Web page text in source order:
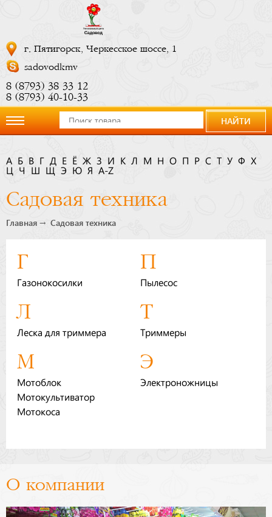
г. Пятигорск, Черкесское шоссе, 1
sadovodkmv
8 (8793) 38 33 12
8 (8793) 40-10-33
компании
Новости
сейчас
Бренды
Доставка
НАЙТИ
А Б В Г Д Е Ё Ж З И К Л М Н О П Р С Т У Ф
Х
Ч Э Ю Я A-Z
Садовая техника
Главная Садовая техника
Г
Газонокосилки
Л
Леска для триммера
М
Мотоблок
Мотокультиватор
Мотокоса
П
Пылесос
Т
Триммеры
Э
Электроножницы
О компании